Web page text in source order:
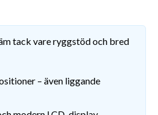
tack vare ryggstöd och bred
– även liggande